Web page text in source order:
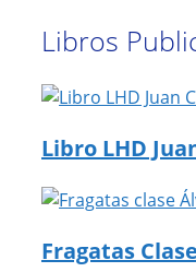
Libros
Libro LHD
Fragatas